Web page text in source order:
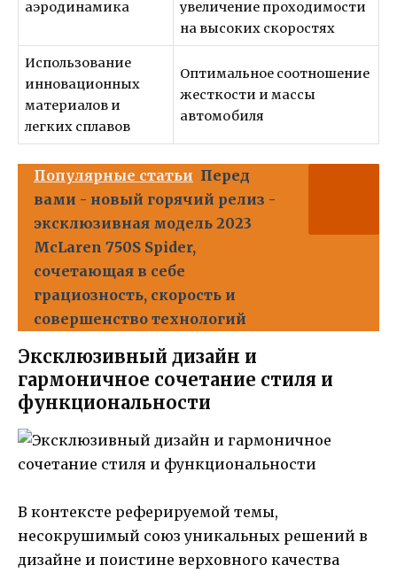
аэродинамика
увеличение проходимости
на высоких скоростях
Использование
инновационных
материалов и
легких сплавов
Оптимальное соотношение
жесткости и массы
автомобиля
Популярные статьи Перед
вами - новый горячий релиз -
эксклюзивная модель 2023
McLaren 750S Spider,
сочетающая в себе
грациозность, скорость и
совершенство технологий
Эксклюзивный дизайн и
гармоничное сочетание стиля и
функциональности
В контексте реферируемой темы,
несокрушимый союз уникальных решений в
дизайне и поистине верховного качества